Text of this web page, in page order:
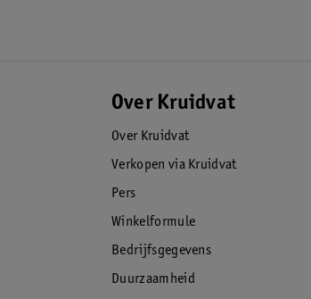
Over Kruidvat
Over Kruidvat
Verkopen via Kruidvat
Pers
Winkelformule
Bedrijfsgegevens
Duurzaamheid